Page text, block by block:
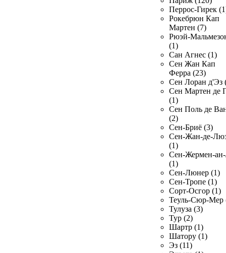
Перрос-Гирек
Рокебрюн Кап
Мартен (7)
Рюэй-
(1)
Сан Агнес (1)
Сен Жан Кап
Ферра (23)
Сен Лоран д'Эз
Сен Мартен де
(1)
Сен Поль де
(2)
Сен-Бриё (3)
Сен-Жан-де-
(1)
Сен-Жермен-
(1)
Сен-Люнер (1)
Сен-Тропе (1)
Сорт-Осгор (1)
Теуль-Сюр-Мер
Тулуза (3)
Тур (2)
Шартр (1)
Шатору (1)
Эз (11)